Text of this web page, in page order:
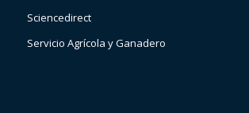
Sciencedirect
Servicio Agrícola y Ganadero